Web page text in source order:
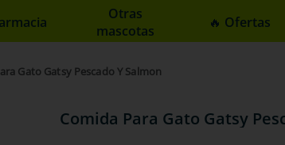
Otras
mascotas
🔥 Ofertas
Gato Gatsy Pescado Y Salmon
Comida Para Gato Gatsy